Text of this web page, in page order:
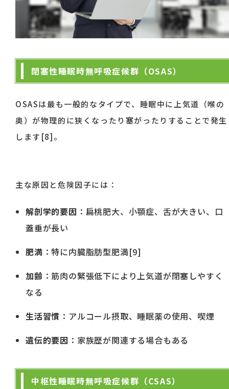
閉塞性睡眠時無呼吸症候群（OSAS）
OSASは最も一般的なタイプで、睡眠中に上気道（喉の
奥）が物理的に狭くなったり塞がったりすることで発生
します[8]。
主な原因と危険因子には：
解剖学的要因 ：扁桃肥大、小顎症、舌が大きい、口
蓋垂が長い
肥満 ：特に内臓脂肪型肥満[9]
加齢 ：筋肉の緊張低下により上気道が閉塞しやすく
なる
生活習慣 ：アルコール摂取、睡眠薬の使用、喫煙
遺伝的要因 ：家族歴が関連する場合もある
中枢性睡眠時無呼吸症候群（CSAS）